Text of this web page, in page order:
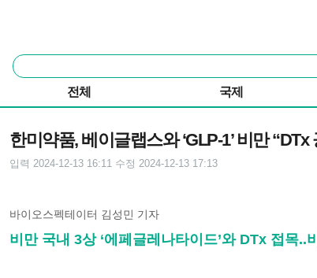
통
합
색
전체 국제
한미약품, 베이글랩스와 ‘GLP-1’ 비만 “DTx
입력 2024-12-13 16:11 수정 2024-12-13 17:13
바이오스펙테이터 김성민 기자
비만 국내 3상 ‘에페글레나타이드’와 DTx 접목..